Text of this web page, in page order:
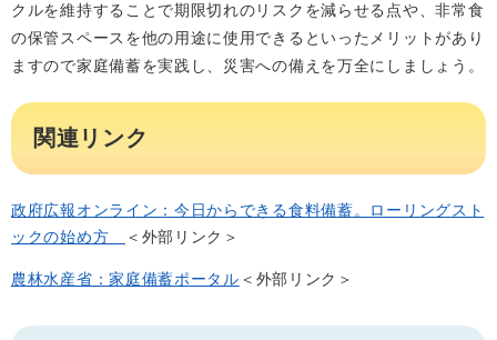
クルを維持することで期限切れのリスクを減らせる点や、非常食
の保管スペースを他の用途に使用できるといったメリットがあり
ますので家庭備蓄を実践し、災害への備えを万全にしましょう。
関連リンク
政府広報オンライン：今日からできる食料備蓄。ローリングスト
ックの始め方
＜外部リンク＞
農林水産省：家庭備蓄ポータル ＜外部リンク＞